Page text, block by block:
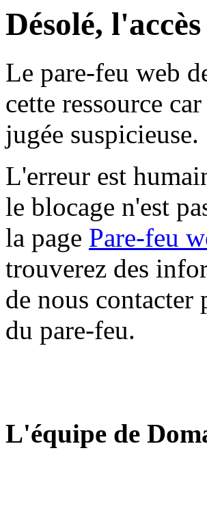
Désolé,
Le pare-feu web
cette ressource
jugée suspicieuse.
L'erreur est
le blocage n'est
la page Pare-feu
trouverez des
de nous contacter
du pare-feu.
L'équipe de